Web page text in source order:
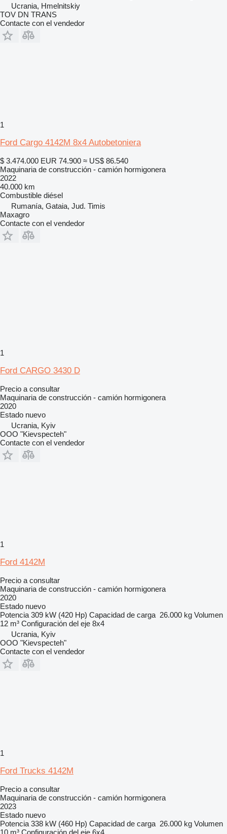
Ucrania, Hmelnitskiy
TOV DN TRANS
Contacte con el vendedor
1
Ford Cargo 4142M 8x4 Autobetoniera
$ 3.474.000 EUR 74.900 ≈ US$ 86.540
Maquinaria de construcción - camión hormigonera
2022
40.000 km
Combustible diésel
Rumanía, Gataia, Jud. Timis
Maxagro
Contacte con el vendedor
1
Ford CARGO 3430 D
Precio a consultar
Maquinaria de construcción - camión hormigonera
2020
Estado nuevo
Ucrania, Kyiv
OOO "Kievspecteh"
Contacte con el vendedor
1
Ford 4142M
Precio a consultar
Maquinaria de construcción - camión hormigonera
2020
Estado nuevo
Potencia 309 kW (420 Hp) Capacidad de carga 26.000 kg Volumen
12 m³ Configuración del eje 8x4
Ucrania, Kyiv
OOO "Kievspecteh"
Contacte con el vendedor
1
Ford Trucks 4142M
Precio a consultar
Maquinaria de construcción - camión hormigonera
2023
Estado nuevo
Potencia 338 kW (460 Hp) Capacidad de carga 26.000 kg Volumen
10 m³ Configuración del eje 6x4